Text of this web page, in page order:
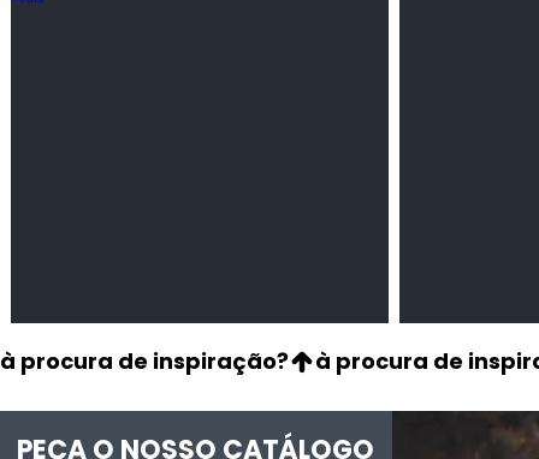
Leguminosas
à procura de inspiração?
PEÇA O NOSSO CATÁLOGO